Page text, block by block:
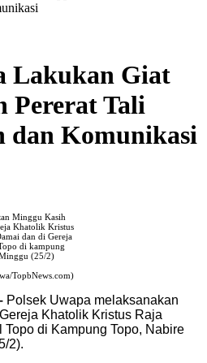
Lakukan Giat
Pererat Tali
dan Komunikasi
Minggu Kasih
Khatolik Kristus
dan di Gereja
di kampung
(25/2)
TopbNews.com)
Polsek Uwapa melaksanakan
Khatolik Kristus Raja
di Kampung Topo, Nabire
2).